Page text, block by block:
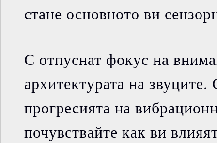
стане основното ви
С отпуснат фокус на
архитектурата на звуците.
прогресията на
почувствайте как ви